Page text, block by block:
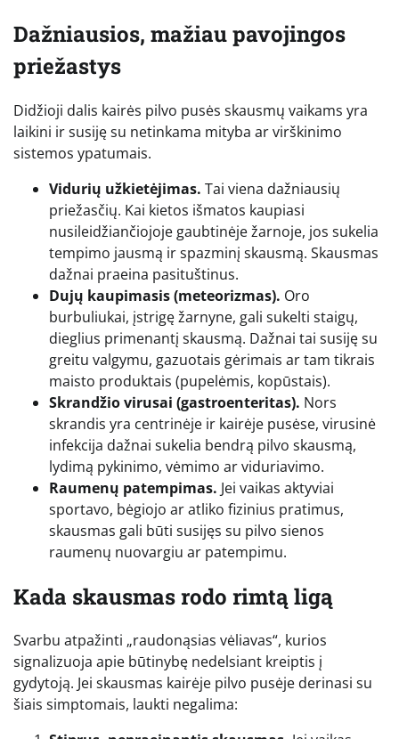
Dažniausios, mažiau pavojingos
priežastys
Didžioji dalis kairės pilvo pusės skausmų vaikams yra
laikini ir susiję su netinkama mityba ar virškinimo
sistemos ypatumais.
Vidurių užkietėjimas. Tai viena dažniausių
priežasčių. Kai kietos išmatos kaupiasi
nusileidžiančiojoje gaubtinėje žarnoje, jos sukelia
tempimo jausmą ir spazminį skausmą. Skausmas
dažnai praeina pasituštinus.
Dujų kaupimasis (meteorizmas). Oro
burbuliukai, įstrigę žarnyne, gali sukelti staigų,
dieglius primenantį skausmą. Dažnai tai susiję su
greitu valgymu, gazuotais gėrimais ar tam tikrais
maisto produktais (pupelėmis, kopūstais).
Skrandžio virusai (gastroenteritas). Nors
skrandis yra centrinėje ir kairėje pusėse, virusinė
infekcija dažnai sukelia bendrą pilvo skausmą,
lydimą pykinimo, vėmimo ar viduriavimo.
Raumenų patempimas. Jei vaikas aktyviai
sportavo, bėgiojo ar atliko fizinius pratimus,
skausmas gali būti susijęs su pilvo sienos
raumenų nuovargiu ar patempimu.
Kada skausmas rodo rimtą ligą
Svarbu atpažinti „raudonąsias vėliavas“, kurios
signalizuoja apie būtinybę nedelsiant kreiptis į
gydytoją. Jei skausmas kairėje pilvo pusėje derinasi su
šiais simptomais, laukti negalima: